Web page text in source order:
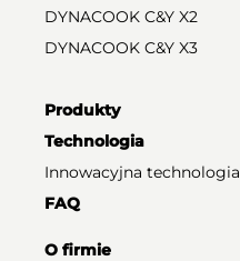
DYNACOOK C&Y X2
DYNACOOK C&Y X3
Produkty
Technologia
Innowacyjna technologia
FAQ
O firmie